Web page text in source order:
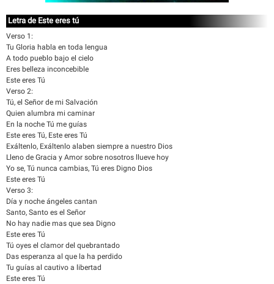
Letra de Este eres tú
Verso 1:
Tu Gloria habla en toda lengua
A todo pueblo bajo el cielo
Eres belleza inconcebible
Este eres Tú
Verso 2:
Tú, el Señor de mi Salvación
Quien alumbra mi caminar
En la noche Tú me guías
Este eres Tú, Este eres Tú
Exáltenlo, Exáltenlo alaben siempre a nuestro Dios
Lleno de Gracia y Amor sobre nosotros llueve hoy
Yo se, Tú nunca cambias, Tú eres Digno Dios
Este eres Tú
Verso 3:
Día y noche ángeles cantan
Santo, Santo es el Señor
No hay nadie mas que sea Digno
Este eres Tú
Tú oyes el clamor del quebrantado
Das esperanza al que la ha perdido
Tu guías al cautivo a libertad
Este eres Tú